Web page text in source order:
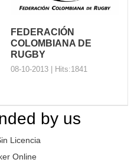
FEDERACIÓN
COLOMBIANA DE
RUGBY
08-10-2013 | Hits:1841
FEDERACIÓN
RUGBY
Organización: Nombre
by us
Licencia
Online